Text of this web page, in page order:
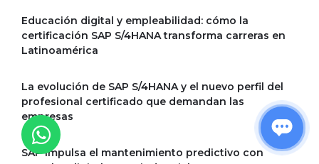
Educación digital y empleabilidad: cómo la
certificación SAP S/4HANA transforma carreras en
Latinoamérica
La evolución de SAP S/4HANA y el nuevo perfil del
profesional certificado que demandan las
empresas
SAP impulsa el mantenimiento predictivo con